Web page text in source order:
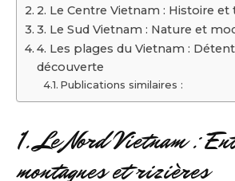
2. Le Centre Vietnam : Histoire et
3. Le Sud Vietnam : Nature et
4. Les plages du Vietnam :
découverte
Publications similaires :
1. Le Nord Vietnam :
montagnes et rizières